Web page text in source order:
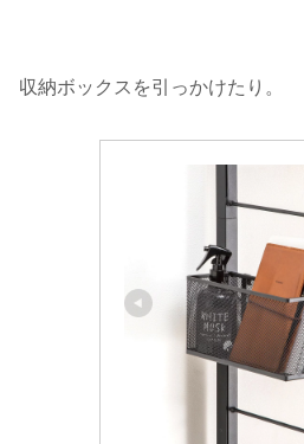
収納ボックスを引っかけたり。